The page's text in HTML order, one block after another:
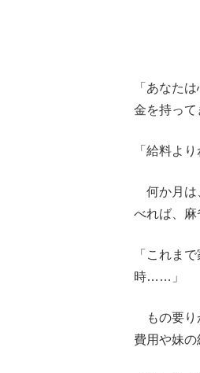
「あなた
金を持って
「給料よ
何か月は
べれば、麻
「これま
時……」
もの要り
費用や妹の